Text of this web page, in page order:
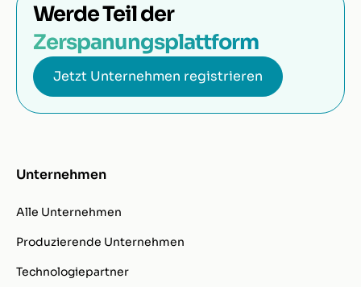
Werde Teil der
Zerspanungsplattform
Jetzt Unternehmen registrieren
Unternehmen
Alle Unternehmen
Produzierende Unternehmen
Technologiepartner